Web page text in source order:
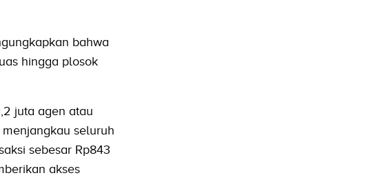
bahwa
hingga plosok
juta agen atau
seluruh
sebesar Rp843
akses